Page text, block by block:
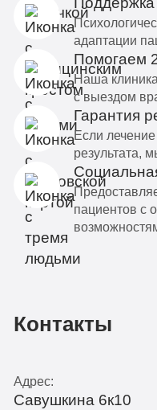
адаптации
Помогаем
Наша
с выездом
Гарантия
Если
результата,
пациентов с
Контакты
Адрес:
Савушкина 6к10